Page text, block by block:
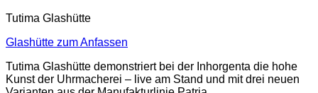
Tutima Glashütte
Glashütte zum Anfassen
Tutima Glashütte demonstriert bei der Inhorgenta die hohe
Kunst der Uhrmacherei – live am Stand und mit drei neuen